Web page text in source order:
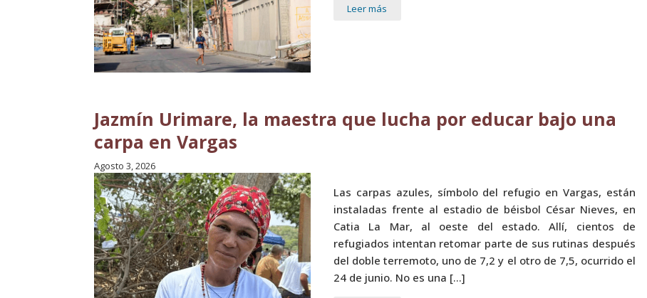
Leer más
Jazmín Urimare, la maestra que lucha por educar bajo una
carpa en Vargas
Agosto 3, 2026
Las carpas azules, símbolo del refugio en Vargas, están
instaladas frente al estadio de béisbol César Nieves, en
Catia La Mar, al oeste del estado. Allí, cientos de
refugiados intentan retomar parte de sus rutinas después
del doble terremoto, uno de 7,2 y el otro de 7,5, ocurrido el
24 de junio. No es una […]